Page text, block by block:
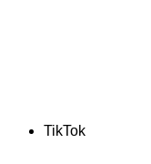
TikTok